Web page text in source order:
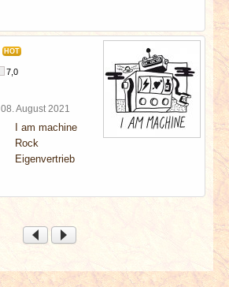
HOT
7,0
08. August 2021
I am machine
Rock
Eigenvertrieb